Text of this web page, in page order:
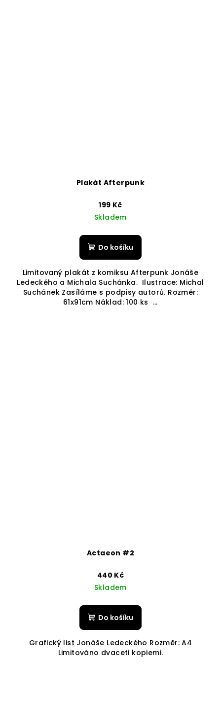
Plakát Afterpunk
199 Kč
Skladem
Do košíku
Limitovaný plakát z komiksu Afterpunk Jonáše
Ledeckého a Michala Suchánka. Ilustrace: Michal
Suchánek Zasíláme s podpisy autorů. Rozměr:
61x91cm Náklad: 100 ks ...
Actaeon #2
440 Kč
Skladem
Do košíku
Grafický list Jonáše Ledeckého Rozměr: A4
Limitováno dvaceti kopiemi.